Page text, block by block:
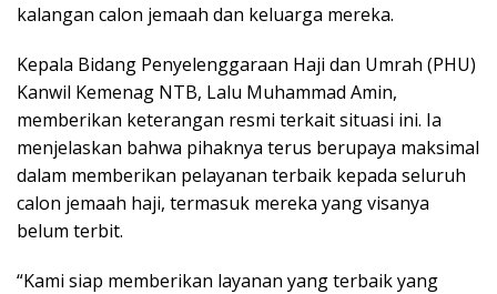
kalangan calon jemaah dan keluarga mereka.
Kepala Bidang Penyelenggaraan Haji dan Umrah (PHU)
Kanwil Kemenag NTB, Lalu Muhammad Amin,
memberikan keterangan resmi terkait situasi ini. Ia
menjelaskan bahwa pihaknya terus berupaya maksimal
dalam memberikan pelayanan terbaik kepada seluruh
calon jemaah haji, termasuk mereka yang visanya
belum terbit.
“Kami siap memberikan layanan yang terbaik yang